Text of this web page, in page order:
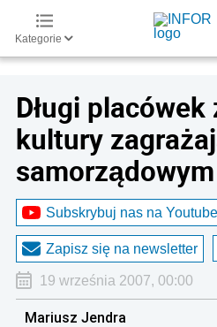
Kategorie
Długi
kultury
Subskrybuj nas na Youtube
Zapisz się na newsletter
19 września 2007, 00:00
Mariusz Jendra